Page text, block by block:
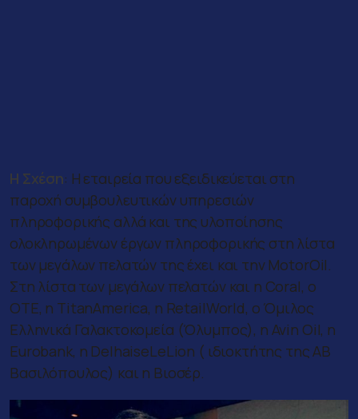
Η Σχέση: Η εταιρεία που εξειδικεύεται στη
παροχή συμβουλευτικών υπηρεσιών
πληροφορικής αλλά και της υλοποίησης
ολοκληρωμένων έργων πληροφορικής στη λίστα
των μεγάλων πελατών της έχει και την MotorOil.
Στη λίστα των μεγάλων πελατών και η Coral, ο
ΟΤΕ, η TitanAmerica, η RetailWorld, ο Όμιλος
Ελληνικά Γαλακτοκομεία (Όλυμπος), η Avin Οil, η
Eurobank, η DelhaiseLeLion ( ιδιοκτήτης της ΑΒ
Βασιλόπουλος) και η Βιοσέρ.